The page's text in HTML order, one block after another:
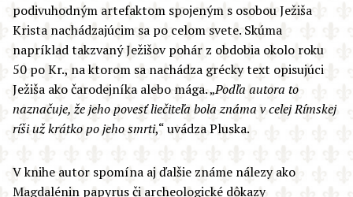
podivuhodným artefaktom spojeným s osobou Ježiša
Krista nachádzajúcim sa po celom svete. Skúma
napríklad takzvaný Ježišov pohár z obdobia okolo roku
50 po Kr., na ktorom sa nachádza grécky text opisujúci
Ježiša ako čarodejníka alebo mága. „Podľa autora to
naznačuje, že jeho povesť liečiteľa bola známa v celej Rímskej
ríši už krátko po jeho smrti,“ uvádza Pluska.
V knihe autor spomína aj ďalšie známe nálezy ako
Magdalénin papyrus či archeologické dôkazy